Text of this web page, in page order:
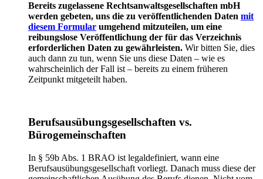
Bereits zugelassene Rechtsanwaltsgesellschaften mbH
werden gebeten, uns die zu veröffentlichenden Daten mit
diesem Formular umgehend mitzuteilen, um eine
reibungslose Veröffentlichung der für das Verzeichnis
erforderlichen Daten zu gewährleisten. Wir bitten Sie, dies
auch dann zu tun, wenn Sie uns diese Daten – wie es
wahrscheinlich der Fall ist – bereits zu einem früheren
Zeitpunkt mitgeteilt haben.
Berufsausübungsgesellschaften vs.
Bürogemeinschaften
In § 59b Abs. 1 BRAO ist legaldefiniert, wann eine
Berufsausübungsgesellschaft vorliegt. Danach muss diese der